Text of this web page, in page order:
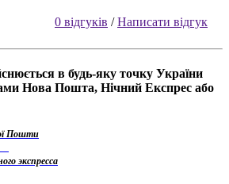
0 відгуків /Написати відгук
в будь-яку точку України
Нова Пошта, Нічний Експрес або
Пошти
экспресса